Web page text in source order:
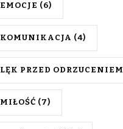
EMOCJE (6)
KOMUNIKACJA (4)
LĘK PRZED ODRZUCENIEM
MIŁOŚĆ (7)